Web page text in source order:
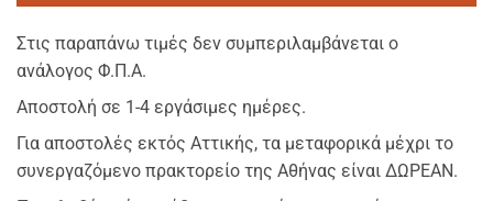
Στις παραπάνω τιμές δεν συμπεριλαμβάνεται ο
ανάλογος Φ.Π.Α.
Αποστολή σε 1-4 εργάσιμες ημέρες.
Για αποστολές εκτός Αττικής, τα μεταφορικά μέχρι το
συνεργαζόμενο πρακτορείο της Αθήνας είναι ΔΩΡΕΑΝ.